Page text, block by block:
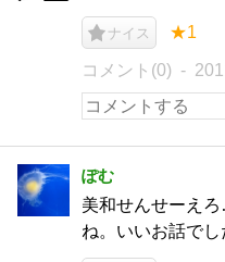
ナイス ★1
コメント(0)
ぽむ
美和せんせーえ
ね。いいお話でし